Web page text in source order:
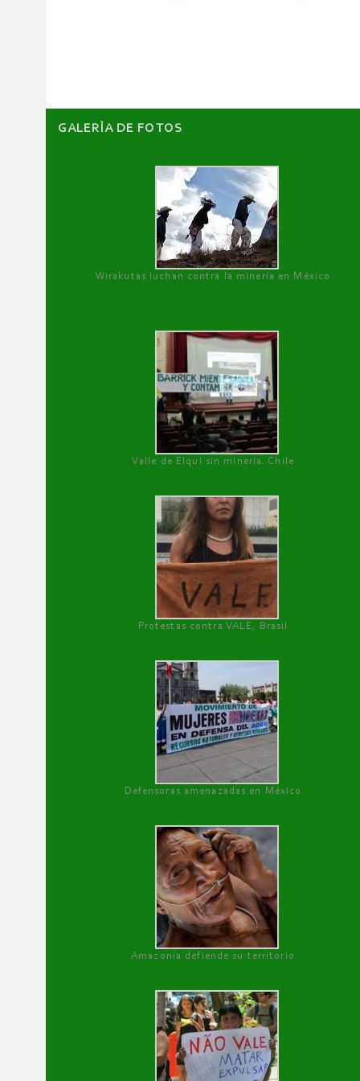
GALERÌA DE FOTOS
Wirakutas luchan contra la minería en México
Valle de Elqui sin minería. Chile
Protestas contra VALE, Brasil
Defensoras amenazadas en México
Amazonía defiende su territorio